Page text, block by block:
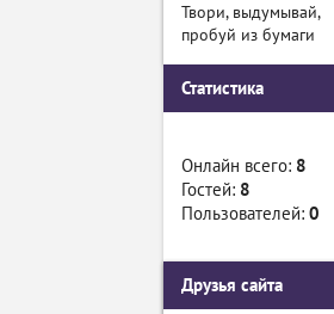
Твори, выдумывай,
пробуй из бумаги
Статистика
Онлайн всего: 8
Гостей: 8
Пользователей: 0
Друзья сайта